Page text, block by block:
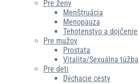
Pre ženy
Menštruácia
Menopauza
Tehotenstvo a dojčenie
Pre mužov
Prostata
Vitalita/Sexuálna túžba
Pre deti
Dýchacie cesty